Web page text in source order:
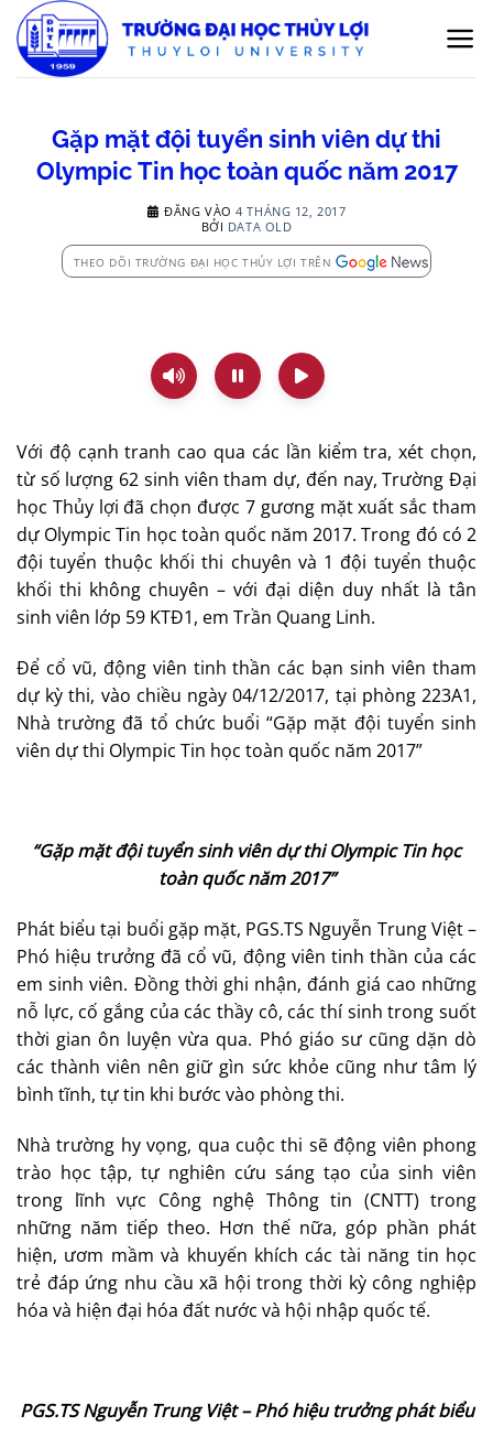
qua
nội
Gặp mặt đội tuyển sinh viên dự thi
Olympic Tin học toàn quốc năm 2017
ĐĂNG VÀO4 THÁNG 12, 2017
BỞI DATA OLD
THEO DÕI TRƯỜNG ĐẠI HỌC THỦY LỢI TRÊN
Với độ cạnh tranh cao qua các lần kiểm tra, xét chọn,
từ số lượng 62 sinh viên tham dự, đến nay, Trường Đại
học Thủy lợi đã chọn được 7 gương mặt xuất sắc tham
dự Olympic Tin học toàn quốc năm 2017. Trong đó có 2
đội tuyển thuộc khối thi chuyên và 1 đội tuyển thuộc
khối thi không chuyên – với đại diện duy nhất là tân
sinh viên lớp 59 KTĐ1, em Trần Quang Linh.
Để cổ vũ, động viên tinh thần các bạn sinh viên tham
dự kỳ thi, vào chiều ngày 04/12/2017, tại phòng 223A1,
Nhà trường đã tổ chức buổi “Gặp mặt đội tuyển sinh
viên dự thi Olympic Tin học toàn quốc năm 2017”
“Gặp mặt đội tuyển sinh viên dự thi Olympic Tin học
toàn quốc năm 2017”
Phát biểu tại buổi gặp mặt, PGS.TS Nguyễn Trung Việt –
Phó hiệu trưởng đã cổ vũ, động viên tinh thần của các
em sinh viên. Đồng thời ghi nhận, đánh giá cao những
nỗ lực, cố gắng của các thầy cô, các thí sinh trong suốt
thời gian ôn luyện vừa qua. Phó giáo sư cũng dặn dò
các thành viên nên giữ gìn sức khỏe cũng như tâm lý
bình tĩnh, tự tin khi bước vào phòng thi.
Nhà trường hy vọng, qua cuộc thi sẽ động viên phong
trào học tập, tự nghiên cứu sáng tạo của sinh viên
trong lĩnh vực Công nghệ Thông tin (CNTT) trong
những năm tiếp theo. Hơn thế nữa, góp phần phát
hiện, ươm mầm và khuyến khích các tài năng tin học
trẻ đáp ứng nhu cầu xã hội trong thời kỳ công nghiệp
hóa và hiện đại hóa đất nước và hội nhập quốc tế.
PGS.TS Nguyễn Trung Việt – Phó hiệu trưởng phát biểu